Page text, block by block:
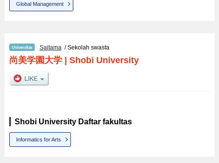
Global Management
Saitama/ Sekolah swasta
尚美学園大学| Shobi University
Shobi University Daftar fakultas
Informatics for Arts